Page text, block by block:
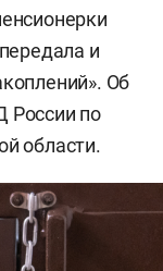
и
Об
России по
области.